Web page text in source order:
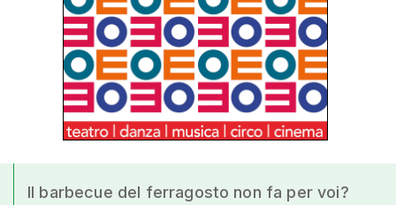
Il barbecue del ferragosto non fa per voi?